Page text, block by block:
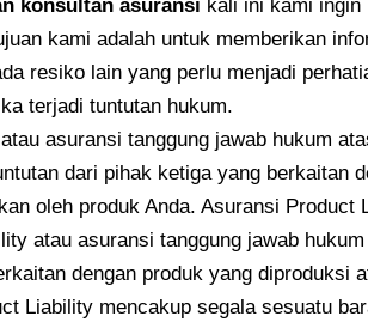
konsultan asuransi kali ini kami ingin
kami adalah untuk memberikan
resiko lain yang perlu menjadi
terjadi tuntutan hukum.
asuransi tanggung jawab hukum
dari pihak ketiga yang berkaitan
oleh produk Anda. Asuransi
atau asuransi tanggung jawab
dengan produk yang diproduksi
Liability mencakup segala sesuatu